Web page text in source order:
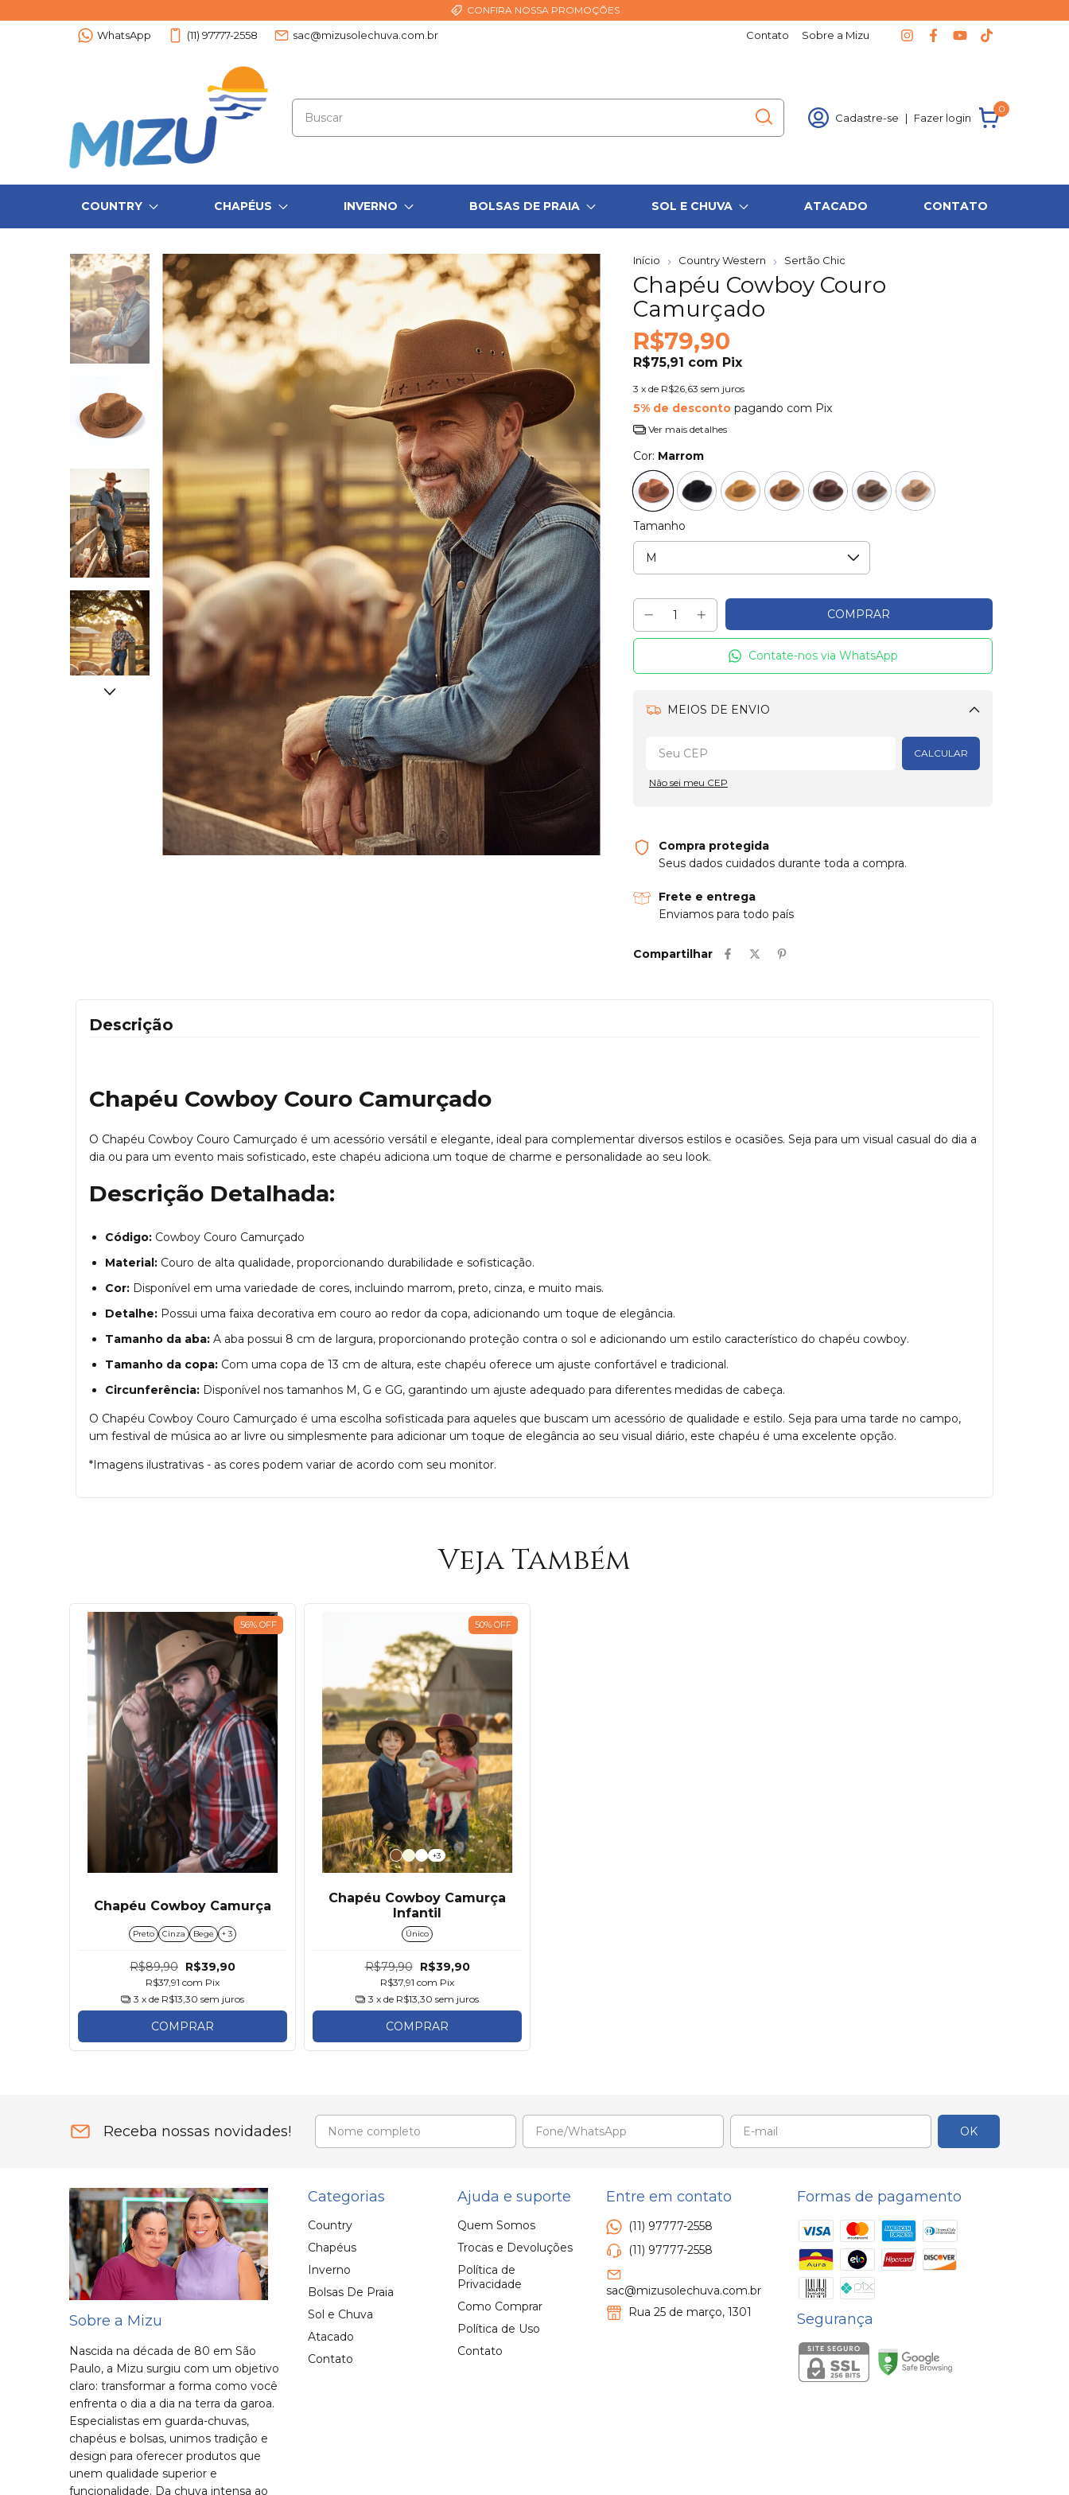
CONFIRA NOSSA PROMOÇÕES
WhatsApp (11) 97777-2558 sac@mizusolechuva.com.br Contato Sobre a Mizu
Cadastre-se | Fazer login
0
COUNTRY CHAPÉUS INVERNO BOLSAS DE PRAIA SOL E CHUVA ATACADO CONTATO
Início Country Western Sertão Chic
Chapéu Cowboy Couro
Camurçado
R$79,90
R$75,91 com Pix
3 x de R$26,63 sem juros
5% de desconto pagando com Pix
Ver mais detalhes
Cor: Marrom
Tamanho
Contate-nos via WhatsApp
MEIOS DE ENVIO
Alterar CEP
CALCULAR
Não sei meu CEP
Compra protegida
Seus dados cuidados durante toda a compra.
Frete e entrega
Enviamos para todo país
Compartilhar
Descrição
Chapéu Cowboy Couro Camurçado
O Chapéu Cowboy Couro Camurçado é um acessório versátil e elegante, ideal para complementar diversos estilos e ocasiões. Seja para um visual casual do dia a
dia ou para um evento mais sofisticado, este chapéu adiciona um toque de charme e personalidade ao seu look.
Descrição Detalhada:
Código: Cowboy Couro Camurçado
Material: Couro de alta qualidade, proporcionando durabilidade e sofisticação.
Cor: Disponível em uma variedade de cores, incluindo marrom, preto, cinza, e muito mais.
Detalhe: Possui uma faixa decorativa em couro ao redor da copa, adicionando um toque de elegância.
Tamanho da aba: A aba possui 8 cm de largura, proporcionando proteção contra o sol e adicionando um estilo característico do chapéu cowboy.
Tamanho da copa: Com uma copa de 13 cm de altura, este chapéu oferece um ajuste confortável e tradicional.
Circunferência: Disponível nos tamanhos M, G e GG, garantindo um ajuste adequado para diferentes medidas de cabeça.
O Chapéu Cowboy Couro Camurçado é uma escolha sofisticada para aqueles que buscam um acessório de qualidade e estilo. Seja para uma tarde no campo,
um festival de música ao ar livre ou simplesmente para adicionar um toque de elegância ao seu visual diário, este chapéu é uma excelente opção.
*Imagens ilustrativas - as cores podem variar de acordo com seu monitor.
Veja Também
56% OFF
Chapéu Cowboy Camurça
Preto Cinza Bege + 3
R$89,90 R$39,90
R$37,91 com Pix
3 x de R$13,30 sem juros
COMPRAR
50% OFF
+3
Chapéu Cowboy Camurça
Infantil
Único
R$79,90 R$39,90
R$37,91 com Pix
3 x de R$13,30 sem juros
COMPRAR
Receba nossas novidades!
Sobre a Mizu
Nascida na década de 80 em São
Paulo, a Mizu surgiu com um objetivo
claro: transformar a forma como você
enfrenta o dia a dia na terra da garoa.
Especialistas em guarda-chuvas,
chapéus e bolsas, unimos tradição e
design para oferecer produtos que
unem qualidade superior e
funcionalidade. Da chuva intensa ao
Categorias
Country
Chapéus
Inverno
Bolsas De Praia
Sol e Chuva
Atacado
Contato
Ajuda e suporte
Quem Somos
Trocas e Devoluções
Política de
Privacidade
Como Comprar
Política de Uso
Contato
Entre em contato
(11) 97777-2558
(11) 97777-2558
sac@mizusolechuva.com.br
Rua 25 de março, 1301
Formas de pagamento
Segurança